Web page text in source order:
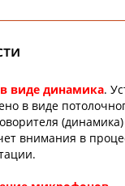
виде динамика.
в виде
внимания в